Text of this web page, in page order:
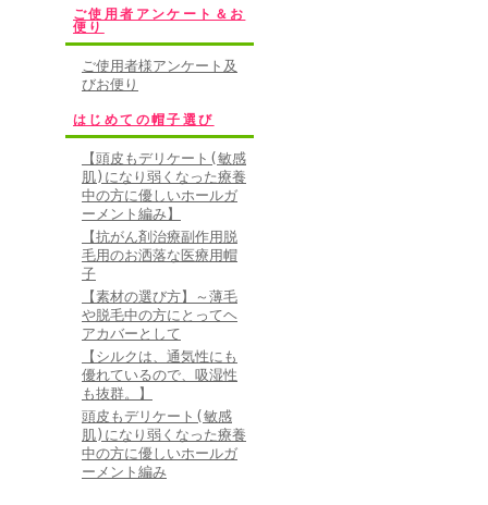
ご使用者アンケート＆お
便り
ご使用者様アンケート及
びお便り
はじめての帽子選び
【頭皮もデリケート(敏感
肌)になり弱くなった療養
中の方に優しいホールガ
ーメント編み】
【抗がん剤治療副作用脱
毛用のお洒落な医療用帽
子
【素材の選び方】～薄毛
や脱毛中の方にとってヘ
アカバーとして
【シルクは、通気性にも
優れているので、吸湿性
も抜群。】
頭皮もデリケート(敏感
肌)になり弱くなった療養
中の方に優しいホールガ
ーメント編み